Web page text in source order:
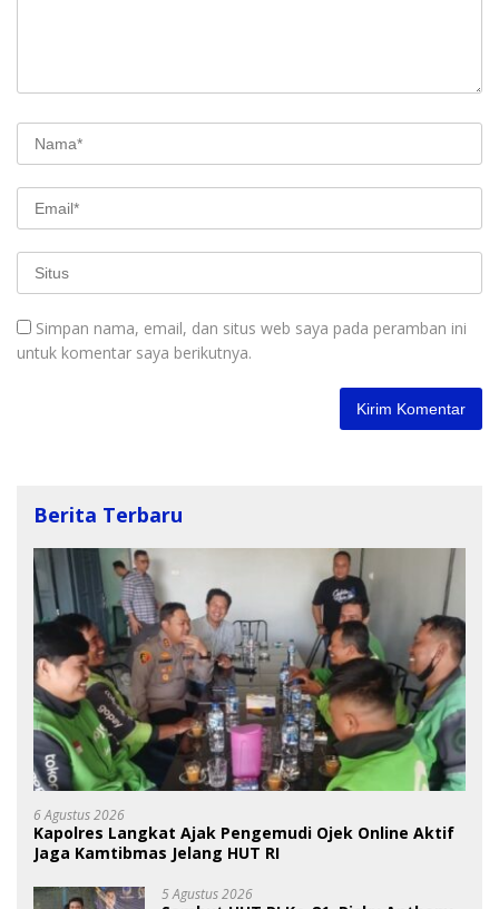
Simpan nama, email, dan situs web saya pada peramban ini
untuk komentar saya berikutnya.
Berita Terbaru
6 Agustus 2026
Kapolres Langkat Ajak Pengemudi Ojek Online Aktif
Jaga Kamtibmas Jelang HUT RI
5 Agustus 2026